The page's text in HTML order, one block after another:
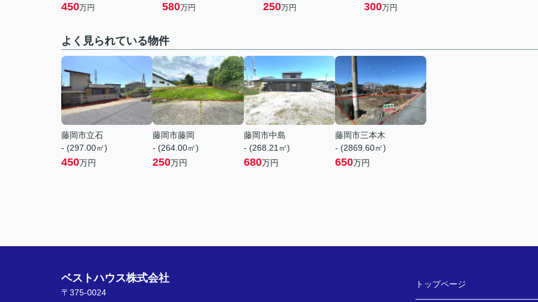
450万円 580万円 250万円 300万円
よく見られている物件
藤岡市立石
- (297.00㎡)
450万円
藤岡市藤岡
- (264.00㎡)
250万円
藤岡市中島
- (268.21㎡)
680万円
藤岡市三本木
- (2869.60㎡)
650万円
ベストハウス株式会社
〒375-0024
トップページ